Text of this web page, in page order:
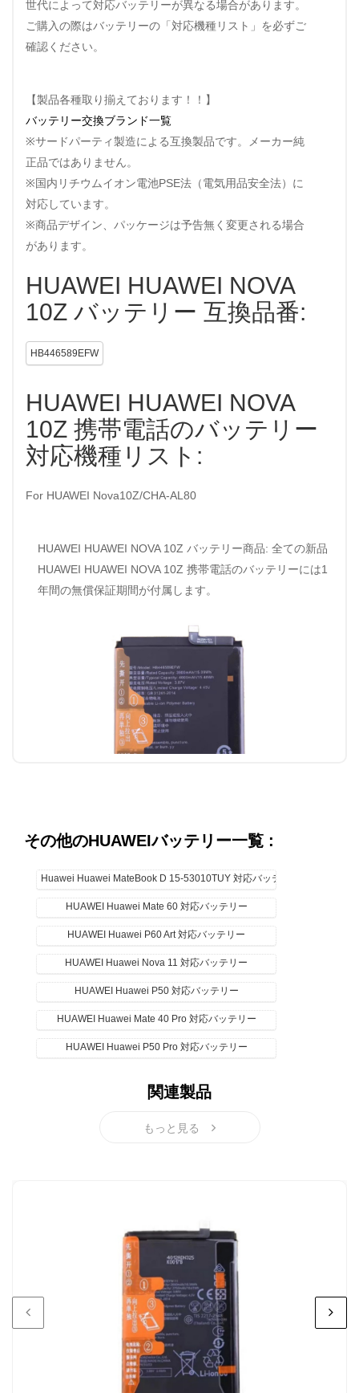
世代によって対応バッテリーが異なる場合があります。
ご購入の際はバッテリーの「対応機種リスト」を必ずご
確認ください。
【製品各種取り揃えております！！】
バッテリー交換ブランド一覧
※サードパーティ製造による互換製品です。メーカー純
正品ではありません。
※国内リチウムイオン電池PSE法（電気用品安全法）に
対応しています。
※商品デザイン、パッケージは予告無く変更される場合
があります。
HUAWEI HUAWEI NOVA
10Z バッテリー 互換品番:
HB446589EFW
HUAWEI HUAWEI NOVA
10Z 携帯電話のバッテリー
対応機種リスト:
For HUAWEI Nova10Z/CHA-AL80
HUAWEI HUAWEI NOVA 10Z バッテリー商品: 全ての新品
HUAWEI HUAWEI NOVA 10Z 携帯電話のバッテリーには1
年間の無償保証期間が付属します。
HUAWEI NOVA 10Z 携帯電話
Huawei Nova 10z 対応バッテリー
その他のHUAWEIバッテリー一覧 :
Huawei Huawei MateBook D 15-53010TUY 対応バッテリー
HUAWEI Huawei Mate 60 対応バッテリー
HUAWEI Huawei P60 Art 対応バッテリー
HUAWEI Huawei Nova 11 対応バッテリー
HUAWEI Huawei P50 対応バッテリー
HUAWEI Huawei Mate 40 Pro 対応バッテリー
HUAWEI Huawei P50 Pro 対応バッテリー
HUAWEI Huawei Mate 60 Pro 対応バッテリー
HUAWEI Huawei P50 Pocket 対応バッテリー
HUAWEI Huawei Nova 14 Pro 対応バッテリー
HUAWEI HUAWEI Mate 50 Pro 対応バッテリー
HUAWEI HUAWEI Mate 50 対応バッテリー
関連製品
もっと見る